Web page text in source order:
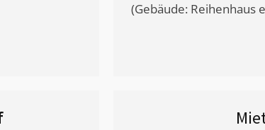
(Gebäude: Reihenhaus